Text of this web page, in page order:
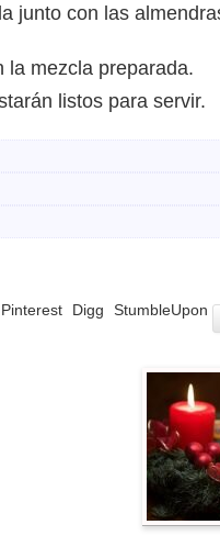
junto con las
la mezcla preparada.
listos para servir.
Pinterest Digg StumbleUpon